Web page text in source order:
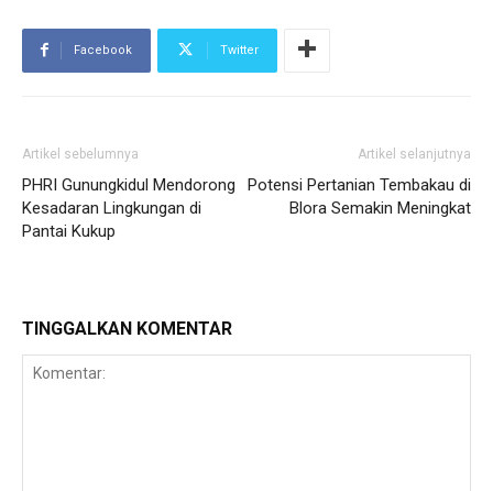
Facebook Twitter
Artikel sebelumnya
PHRI Gunungkidul Mendorong
Kesadaran Lingkungan di
Pantai Kukup
Artikel selanjutnya
Potensi Pertanian Tembakau di
Blora Semakin Meningkat
TINGGALKAN KOMENTAR